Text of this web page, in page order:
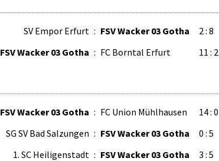
SV Empor Erfurt : FSV Wacker 03 Gotha 2 : 8
FSV Wacker 03 Gotha : FC Borntal Erfurt 11 : 2
FSV Wacker 03 Gotha : FC Union Mühlhausen 14 : 0
SG SV Bad Salzungen : FSV Wacker 03 Gotha 0 : 5
1. SC Heiligenstadt : FSV Wacker 03 Gotha 3 : 5